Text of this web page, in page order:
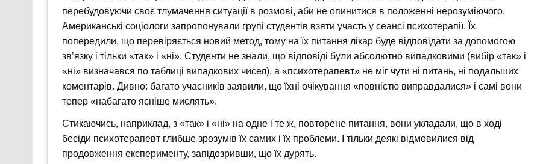
перебудовуючи своє тлумачення ситуації в розмові, аби не опинитися в положенні нерозуміючого.
Американські соціологи запропонували групі студентів взяти участь у сеансі психотерапії. Їх
попередили, що перевіряється новий метод, тому на їх питання лікар буде відповідати за допомогою
зв’язку і тільки «так» і «ні». Студенти не знали, що відповіді були абсолютно випадковими (вибір «так» і
«ні» визначався по таблиці випадкових чисел), а «психотерапевт» не міг чути ні питань, ні подальших
коментарів. Дивно: багато учасників заявили, що їхні очікування «повністю виправдалися» і самі вони
тепер «набагато ясніше мислять».
Стикаючись, наприклад, з «так» і «ні» на одне і те ж, повторене питання, вони укладали, що в ході
бесіди психотерапевт глибше зрозумів їх самих і їх проблеми. І тільки деякі відмовилися від
продовження експерименту, запідозривши, що їх дурять.